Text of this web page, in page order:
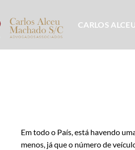
CARLOS
Em todo o País, está havendo
menos, já que o número de